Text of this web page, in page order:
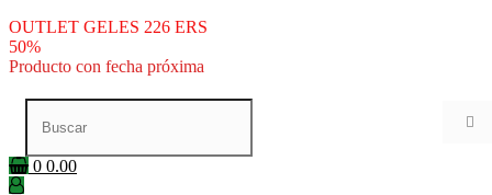
OUTLET GELES 226 ERS
50%
Producto con fecha próxima

0 0.00